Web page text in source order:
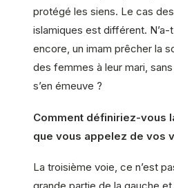
protégé les siens. Le cas
islamiques est différent.
encore, un imam prêcher la
des femmes à leur mari, sans
s’en émeuve ?
Comment définiriez-vous
que vous appelez de vos
La troisième voie, ce n’est